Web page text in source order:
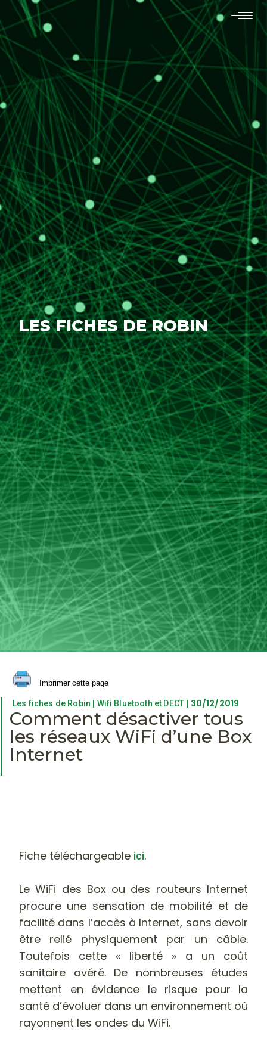
LES FICHES DE ROBIN
Imprimer cette page
Les fiches de Robin | Wifi Bluetooth et DECT | 30/12/2019
Comment désactiver tous
les réseaux WiFi d’une Box
Internet
Fiche téléchargeable ici.
Le WiFi des Box ou des routeurs Internet
procure une sensation de mobilité et de
facilité dans l’accès à Internet, sans devoir
être relié physiquement par un câble.
Toutefois cette « liberté » a un coût
sanitaire avéré. De nombreuses études
mettent en évidence le risque pour la
santé d’évoluer dans un environnement où
rayonnent les ondes du WiFi.